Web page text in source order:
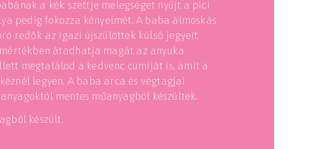
a kék szettje melegséget nyújt a pici
pedig fokozza kényelmét. A baba álmoskás
redők az igazi újszülöttek külső jegyeit
átadhatja magát az anyuka
megtalálod a kedvenc cumiját is, amit a
legyen. A baba arca és végtagjai
mentes műanyagból készültek.
készült.